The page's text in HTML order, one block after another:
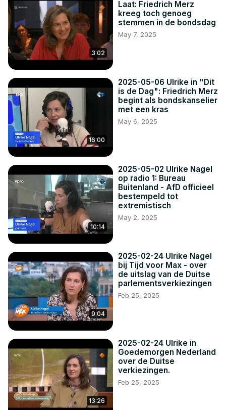
3:02
Laat: Friedrich Merz
kreeg toch genoeg
stemmen in de bondsdag
May 7, 2025
16:00
2025-05-06 Ulrike in "Dit
is de Dag": Friedrich Merz
begint als bondskanselier
met een kras
May 6, 2025
10:14
2025-05-02 Ulrike Nagel
op radio 1: Bureau
Buitenland - AfD officieel
bestempeld tot
extremistisch
May 2, 2025
9:04
2025-02-24 Ulrike Nagel
bij Tijd voor Max - over
de uitslag van de Duitse
parlementsverkiezingen
Feb 25, 2025
13:26
2025-02-24 Ulrike in
Goedemorgen Nederland
over de Duitse
verkiezingen.
Feb 25, 2025